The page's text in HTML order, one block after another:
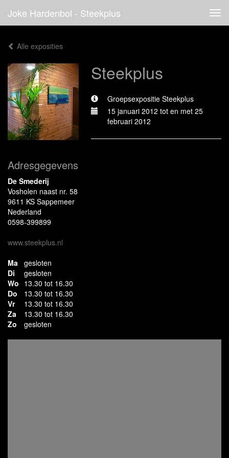
Joke Hardenbol - Steekplus
Alle exposities
Steekplus
Groepsexpositie Steekplus
15 januari 2012 tot en met 25
februari 2012
Adresgegevens
De Smederij
Vosholen naast nr. 58
9611 KS Sappemeer
Nederland
0598-399899
www.steekplus.nl
Ma gesloten
Di
gesloten
Wo 13.30 tot 16.30
Do
13.30 tot 16.30
Vr
13.30 tot 16.30
Za
13.30 tot 16.30
Zo
gesloten